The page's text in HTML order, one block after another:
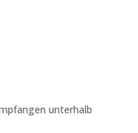
unterhalb